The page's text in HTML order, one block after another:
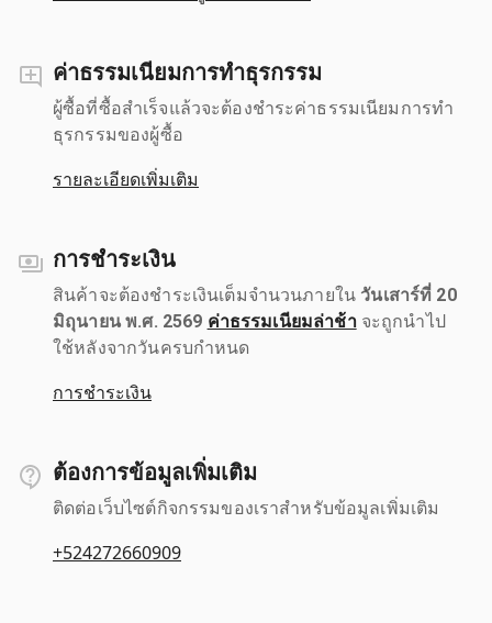
ค่าธรรมเนียมการทำธุรกรรม
ผู้ซื้อที่ซื้อสำเร็จแล้วจะต้องชำระค่าธรรมเนียมการทำ
ธุรกรรมของผู้ซื้อ
รายละเอียดเพิ่มเติม
การชำระเงิน
สินค้าจะต้องชำระเงินเต็มจำนวนภายใน วันเสาร์ที่ 20
มิถุนายน พ.ศ. 2569 ค่าธรรมเนียมล่าช้าจะถูกนำไป
ใช้หลังจากวันครบกำหนด
การชำระเงิน
ต้องการข้อมูลเพิ่มเติม
ติดต่อเว็บไซต์กิจกรรมของเราสำหรับข้อมูลเพิ่มเติม
+524272660909